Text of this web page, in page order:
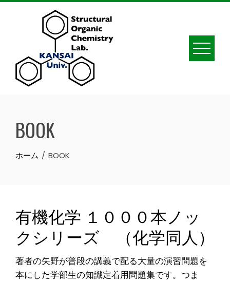
Skip
BOOK
ホーム BOOK
有機化学 １０００本ノッ
クシリーズ （化学同人）
著者の矢野が普段の講義で配る大量の演習問題を
本にした学部生の知識定着用問題集です。つま